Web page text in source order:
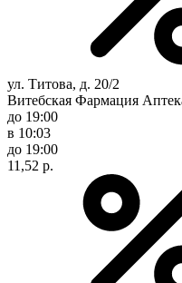
ул. Титова, д. 20/2
Витебская Фармация
до 19:00
в 10:03
до 19:00
11,52 р.